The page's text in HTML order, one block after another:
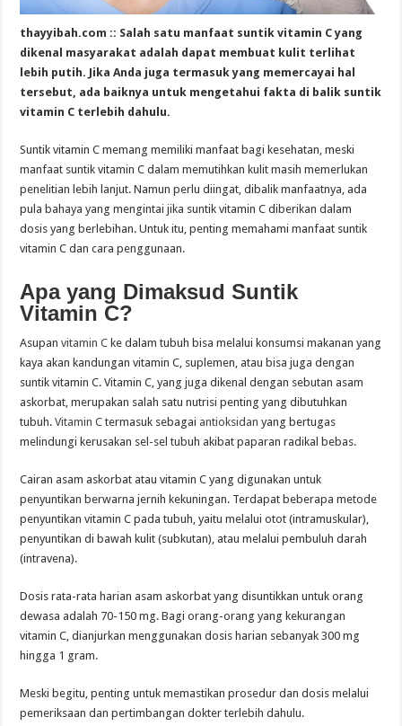
thayyibah.com :: Salah satu manfaat suntik vitamin C yang
dikenal masyarakat adalah dapat membuat kulit terlihat
lebih putih. Jika Anda juga termasuk yang memercayai hal
tersebut, ada baiknya untuk mengetahui fakta di balik suntik
vitamin C terlebih dahulu.
Suntik vitamin C memang memiliki manfaat bagi kesehatan, meski
manfaat suntik vitamin C dalam memutihkan kulit masih memerlukan
penelitian lebih lanjut. Namun perlu diingat, dibalik manfaatnya, ada
pula bahaya yang mengintai jika suntik vitamin C diberikan dalam
dosis yang berlebihan. Untuk itu, penting memahami manfaat suntik
vitamin C dan cara penggunaan.
Apa yang Dimaksud Suntik
Vitamin C?
Asupanvitamin C ke dalam tubuh bisa melalui konsumsi makanan yang
kaya akan kandungan vitamin C, suplemen, atau bisa juga dengan
suntik vitamin C. Vitamin C, yang juga dikenal dengan sebutan asam
askorbat, merupakan salah satu nutrisi penting yang dibutuhkan
tubuh.Vitamin C termasuk sebagai antioksidan yang bertugas
melindungi kerusakan sel-sel tubuh akibat paparan radikal bebas.
Cairan asam askorbat atau vitamin C yang digunakan untuk
penyuntikan berwarna jernih kekuningan. Terdapat beberapa metode
penyuntikan vitamin C pada tubuh, yaitu melalui otot (intramuskular),
penyuntikan di bawah kulit (subkutan), atau melalui pembuluh darah
(intravena).
Dosis rata-rata harian asam askorbat yang disuntikkan untuk orang
dewasa adalah 70-150 mg. Bagi orang-orang yang kekurangan
vitamin C, dianjurkan menggunakan dosis harian sebanyak 300 mg
hingga 1 gram.
Meski begitu, penting untuk memastikan prosedur dan dosis melalui
pemeriksaan dan pertimbangan dokter terlebih dahulu.